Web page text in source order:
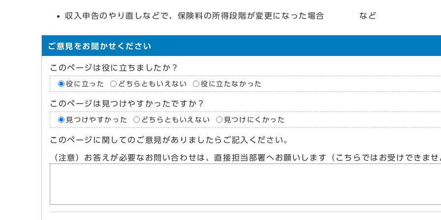
収入申告のやり直しなどで、保険料の所得段階が変更になった場合 など
ご意見をお聞かせください
このページは役に立ちましたか？
役に立った どちらともいえない 役に立たなかった
このページは見つけやすかったですか？
見つけやすかった どちらともいえない 見つけにくかった
このページに関してのご意見がありましたらご記入ください。
（注意）お答えが必要なお問い合わせは、直接担当部署へお願いします（こちらではお受けできま